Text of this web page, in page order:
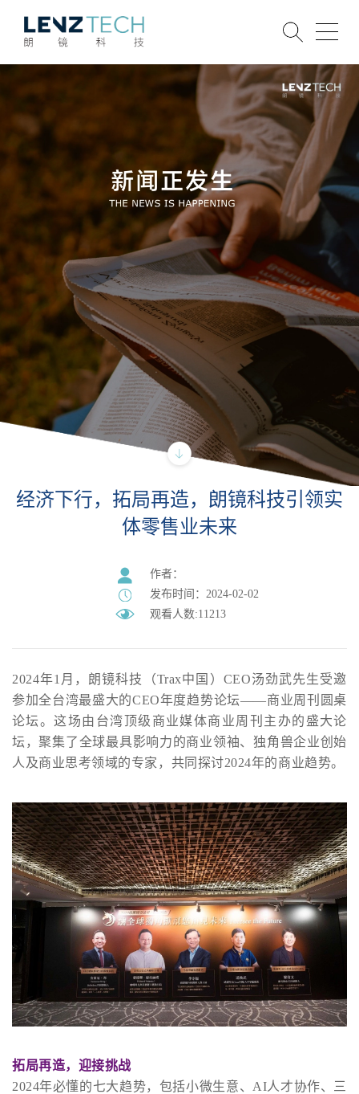
经济下行，拓局再造，朗镜科技引领实
体零售业未来
作者：
发布时间：2024-02-02
观看人数:11213
2024年1月，朗镜科技（Trax中国）CEO汤劲武先生受邀
参加全台湾最盛大的CEO年度趋势论坛——商业周刊圆桌
论坛。这场由台湾顶级商业媒体商业周刊主办的盛大论
坛，聚集了全球最具影响力的商业领袖、独角兽企业创始
人及商业思考领域的专家，共同探讨2024年的商业趋势。
拓局再造，迎接挑战
2024年必懂的七大趋势，包括小微生意、AI人才协作、三